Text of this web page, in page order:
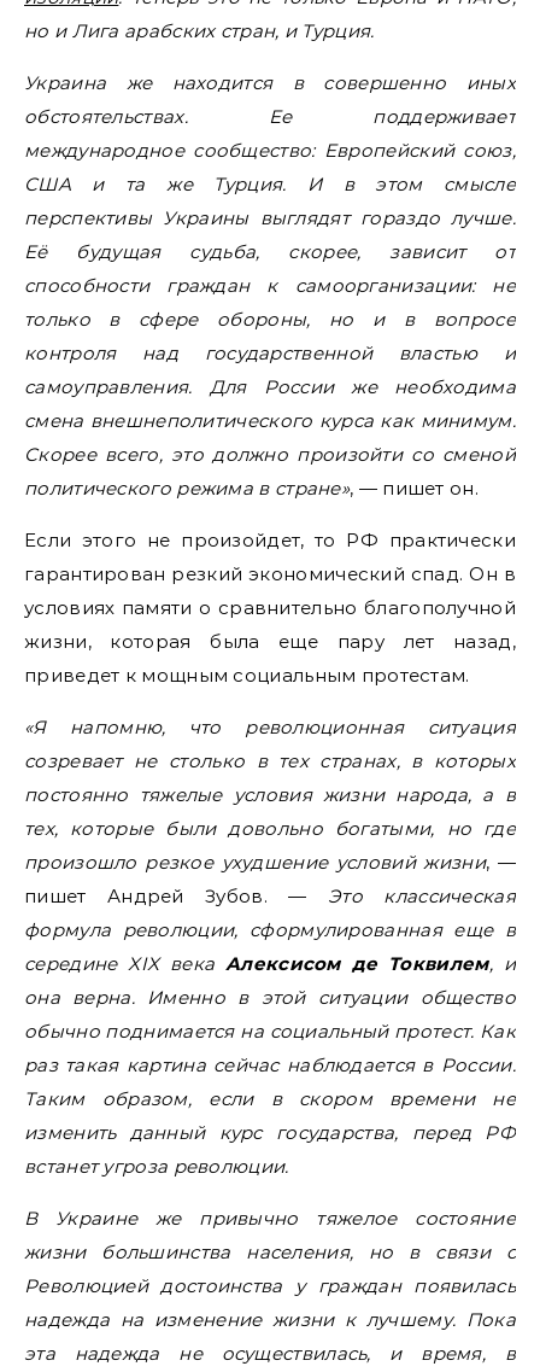
но и Лига арабских стран, и Турция.
Украина же находится в совершенно иных
обстоятельствах. Ее поддерживает
международное сообщество: Европейский союз,
США и та же Турция. И в этом смысле
перспективы Украины выглядят гораздо лучше.
Её будущая судьба, скорее, зависит от
способности граждан к самоорганизации: не
только в сфере обороны, но и в вопросе
контроля над государственной властью и
самоуправления. Для России же необходима
смена внешнеполитического курса как минимум.
Скорее всего, это должно произойти со сменой
политического режима в стране», — пишет он.
Если этого не произойдет, то РФ практически
гарантирован резкий экономический спад. Он в
условиях памяти о сравнительно благополучной
жизни, которая была еще пару лет назад,
приведет к мощным социальным протестам.
«Я напомню, что революционная ситуация
созревает не столько в тех странах, в которых
постоянно тяжелые условия жизни народа, а в
тех, которые были довольно богатыми, но где
произошло резкое ухудшение условий жизни, —
пишет Андрей Зубов. — Это классическая
формула революции, сформулированная еще в
середине XIX векаАлексисом де Токвилем, и
она верна. Именно в этой ситуации общество
обычно поднимается на социальный протест. Как
раз такая картина сейчас наблюдается в России.
Таким образом, если в скором времени не
изменить данный курс государства, перед РФ
встанет угроза революции.
В Украине же привычно тяжелое состояние
жизни большинства населения, но в связи с
Революцией достоинства у граждан появилась
надежда на изменение жизни к лучшему. Пока
эта надежда не осуществилась, и время, в